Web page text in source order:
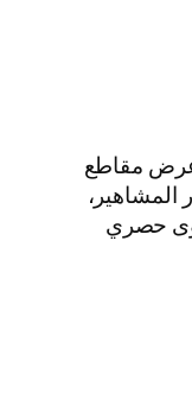
مقاطع
المشاهير،
حصري